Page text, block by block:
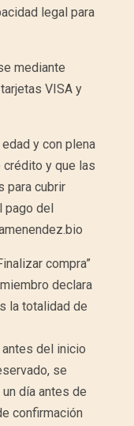
legal para
mediante
VISA y
y con plena
crédito y que las
para cubrir
del
compra”
declara
la totalidad de
del inicio
se
día antes de
confirmación